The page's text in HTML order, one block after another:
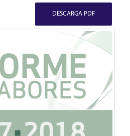
DESCARGA PDF